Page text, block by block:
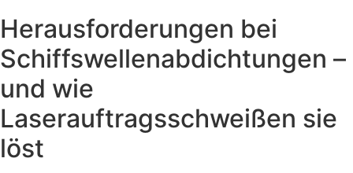
Herausforderungen bei
Schiffs­wellen­abdichtungen –
und wie
Laserauftrags­schweißen sie
löst